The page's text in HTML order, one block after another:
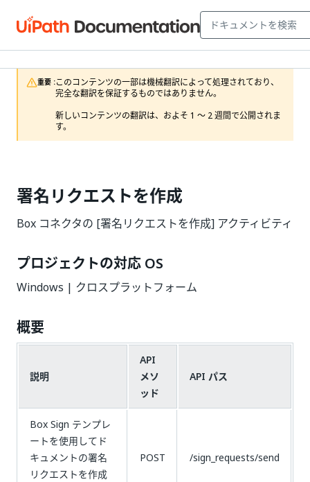
重要 :このコンテンツの一部は機械翻訳によって処理されており、
完全な翻訳を保証するものではありません。
新しいコンテンツの翻訳は、およそ 1 ～ 2 週間で公開されま
す。
署名リクエストを作成
Box コネクタの [署名リクエストを作成] アクティビティ
プロジェクトの対応 OS
Windows | クロスプラットフォーム
概要
説明
API
メソ
ッド
API パス
Box Sign テンプレ
ートを使用してド
キュメントの署名
リクエストを作成
POST /sign_requests/send